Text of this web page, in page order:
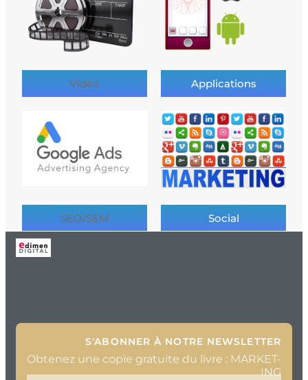
Vidéo Applications
SEO/SEM Social
S'ABONNER À NOTRE NEWSLETTER
Obtenez une copie gratuite du livre : MARKET-
ING